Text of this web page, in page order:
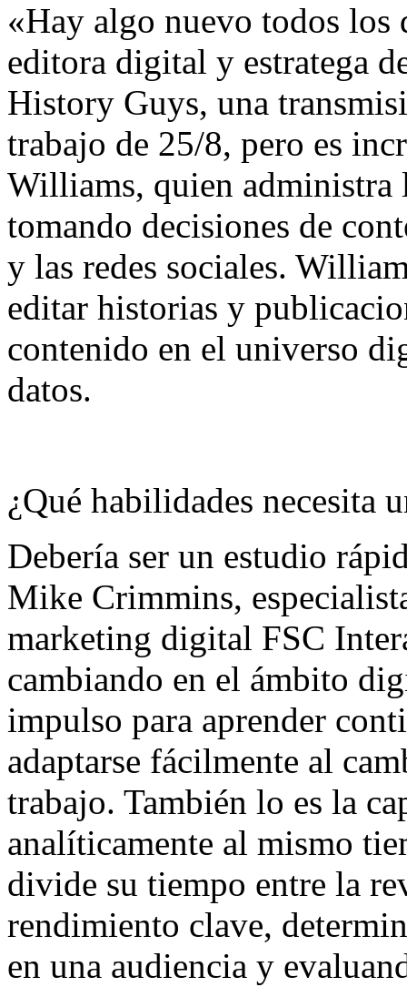
«Hay algo nuevo todos
editora digital y estratega
History Guys, una
trabajo de 25/8, pero es
Williams, quien administra
tomando decisiones de
y las redes sociales.
editar historias y
contenido en el universo
datos.
¿Qué habilidades necesita
Debería ser un estudio
Mike Crimmins,
marketing digital FSC
cambiando en el ámbito
impulso para aprender
adaptarse fácilmente al
trabajo. También lo es la
analíticamente al mismo
divide su tiempo entre la
rendimiento clave,
en una audiencia y